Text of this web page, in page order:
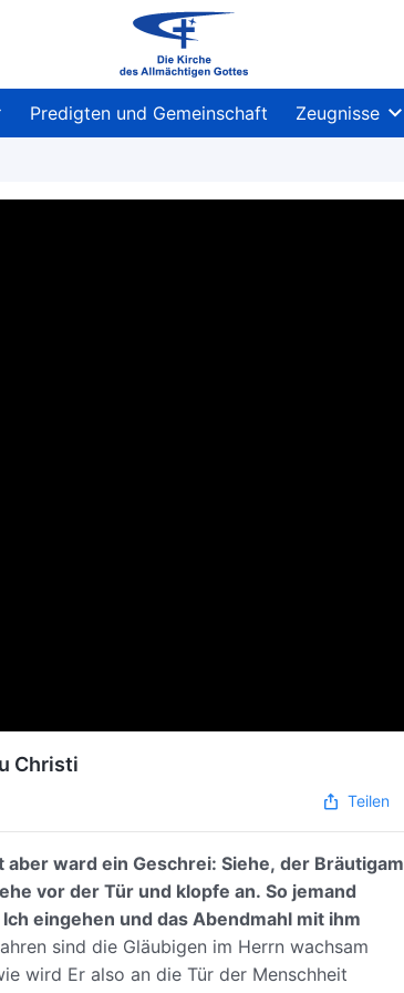
Predigten und Gemeinschaft Zeugnisse
Christi
Teilen
ward ein Geschrei: Siehe, der Bräutigam
vor der Tür und klopfe an. So jemand
eingehen und das Abendmahl mit ihm
sind die Gläubigen im Herrn wachsam
wird Er also an die Tür der Menschheit